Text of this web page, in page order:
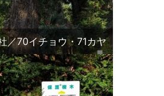
／70イチョウ・71カヤ